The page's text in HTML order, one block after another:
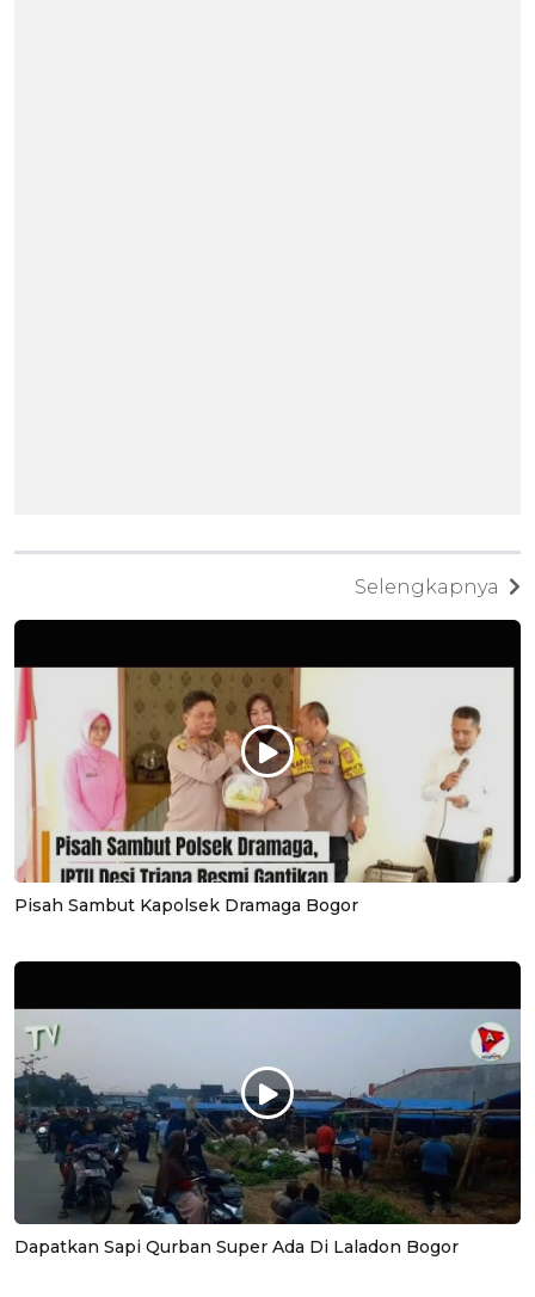
Selengkapnya
Pisah Sambut Kapolsek Dramaga Bogor
Dapatkan Sapi Qurban Super Ada Di Laladon Bogor